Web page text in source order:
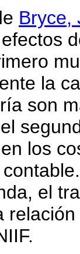
Bryce,
la
son
los
el